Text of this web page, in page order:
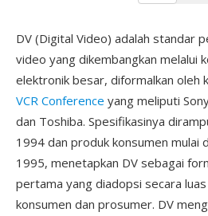
DV (Digital Video) adalah standar
video yang dikembangkan melalui
elektronik besar, diformalkan oleh
VCR Conference yang meliputi
dan Toshiba. Spesifikasinya
1994 dan produk konsumen mulai
1995, menetapkan DV sebagai
pertama yang diadopsi secara
konsumen dan prosumer. DV